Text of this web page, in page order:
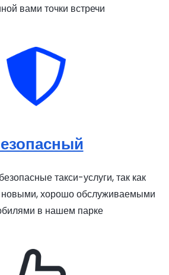
вами точки встречи
такси-услуги, так как
новыми, хорошо обслуживаемыми
в нашем парке